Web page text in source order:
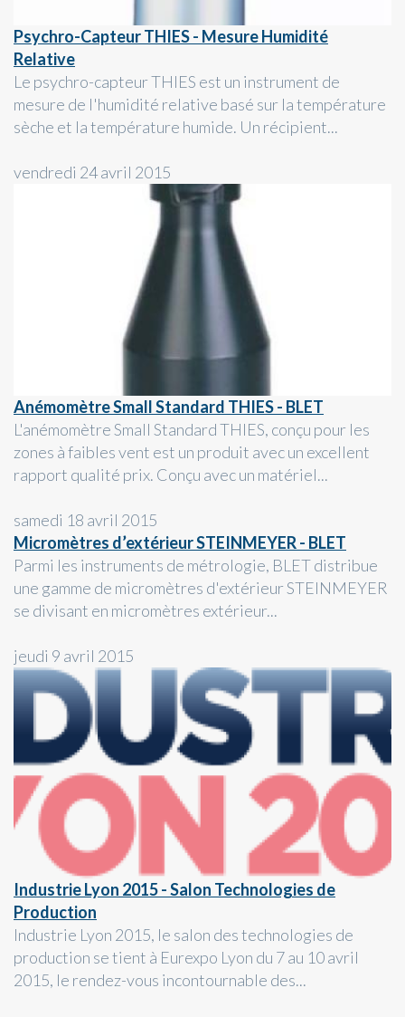
Psychro-Capteur THIES - Mesure Humidité
Relative
Le psychro-capteur THIES est un instrument de
mesure de l'humidité relative basé sur la température
sèche et la température humide. Un récipient...
vendredi 24 avril 2015
Anémomètre Small Standard THIES - BLET
L'anémomètre Small Standard THIES, conçu pour les
zones à faibles vent est un produit avec un excellent
rapport qualité prix. Conçu avec un matériel...
samedi 18 avril 2015
Micromètres d’extérieur STEINMEYER - BLET
Parmi les instruments de métrologie, BLET distribue
une gamme de micromètres d'extérieur STEINMEYER
se divisant en micromètres extérieur...
jeudi 9 avril 2015
Industrie Lyon 2015 - Salon Technologies de
Production
Industrie Lyon 2015, le salon des technologies de
production se tient à Eurexpo Lyon du 7 au 10 avril
2015, le rendez-vous incontournable des...